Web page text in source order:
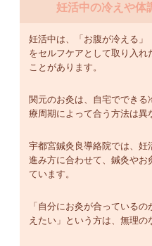
妊活中の冷えや体
妊活中は、「お腹が冷える
をセルフケアとして取り入
ことがあります。
関元のお灸は、自宅ででき
療周期によって合う方法は異
宇都宮鍼灸良導絡院では、
進み方に合わせて、鍼灸やお
ています。
「自分にお灸が合っている
えたい」という方は、無理の